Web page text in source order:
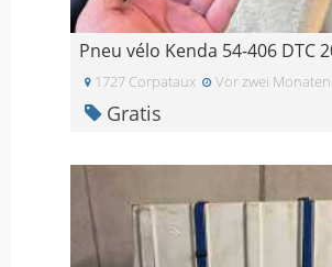
1727 Corpataux Vor zwei Monaten
Gratis